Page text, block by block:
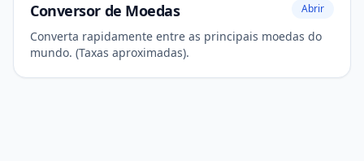
Conversor de Moedas Abrir
Converta rapidamente entre as principais moedas do
mundo. (Taxas aproximadas).